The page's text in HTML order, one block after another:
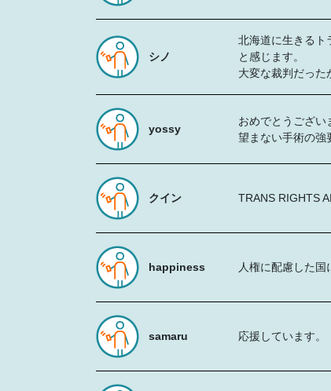
シノ
北海道に生きるト
と感じます。
大変な裁判だった
yossy
おめでとうござい
望まない手術の強
クイン TRANS RIGHTS
happiness 人権に配慮した国
samaru 応援しています。